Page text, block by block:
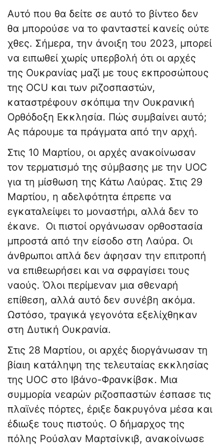
Αυτό που θα δείτε σε αυτό το βίντεο δεν
θα μπορούσε να το φανταστεί κανείς ούτε
χθες. Σήμερα, την άνοιξη του 2023, μπορεί
να ειπωθεί χωρίς υπερβολή ότι οι αρχές
της Ουκρανίας μαζί με τους εκπροσώπους
της OCU και των ριζοσπαστών,
καταστρέφουν σκόπιμα την Ουκρανική
Ορθόδοξη Εκκλησία. Πώς συμβαίνει αυτό;
Ας πάρουμε τα πράγματα από την αρχή.
Στις 10 Μαρτίου, οι αρχές ανακοίνωσαν
τον τερματισμό της σύμβασης με την UOC
για τη μίσθωση της Κάτω Λαύρας. Στις 29
Μαρτίου, η αδελφότητα έπρεπε να
εγκαταλείψει το μοναστήρι, αλλά δεν το
έκανε. Οι πιστοί οργάνωσαν ορθοστασία
μπροστά από την είσοδο στη Λαύρα. Οι
άνθρωποι απλά δεν άφησαν την επιτροπή
να επιθεωρήσει και να σφραγίσει τους
ναούς. Όλοι περίμεναν μια σθεναρή
επίθεση, αλλά αυτό δεν συνέβη ακόμα.
Ωστόσο, τραγικά γεγονότα εξελίχθηκαν
στη Δυτική Ουκρανία.
Στις 28 Μαρτίου, οι αρχές διοργάνωσαν τη
βίαιη κατάληψη της τελευταίας εκκλησίας
της UOC στο Ιβάνο-Φρανκίβσκ. Μια
συμμορία νεαρών ριζοσπαστών έσπασε τις
πλαϊνές πόρτες, έριξε δακρυγόνα μέσα και
έδιωξε τους πιστούς. Ο δήμαρχος της
πόλης Ρούσλαν Μαρτσίνκιβ, ανακοίνωσε